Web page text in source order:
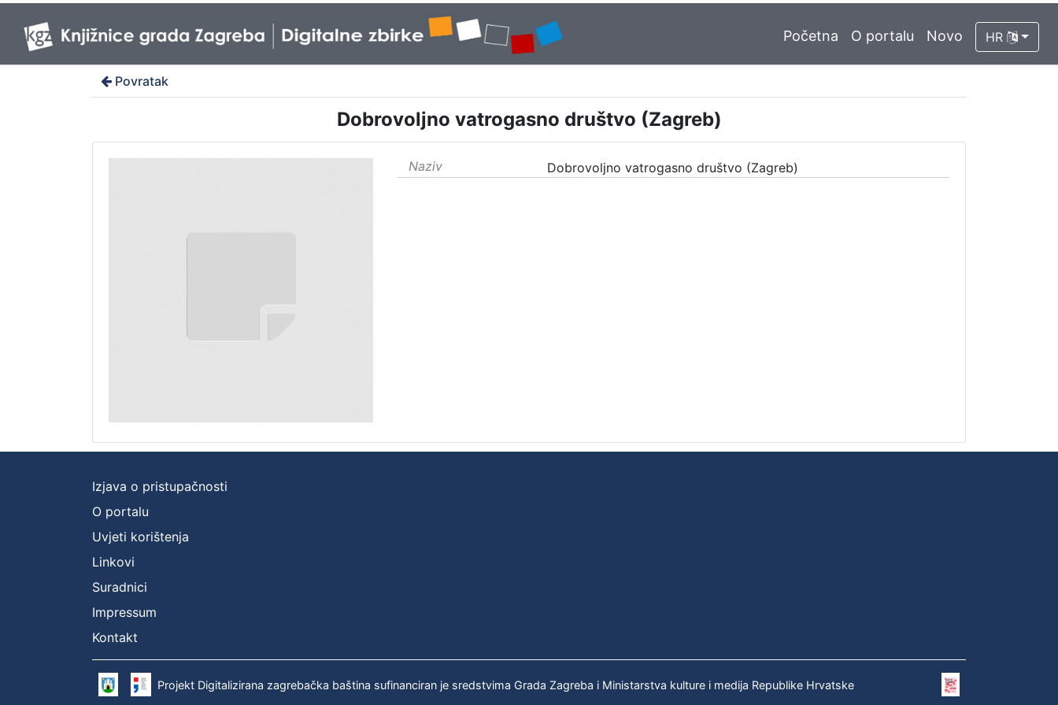
Početna O portalu Novo HR
Povratak
Dobrovoljno vatrogasno društvo (Zagreb)
Naziv Dobrovoljno vatrogasno društvo (Zagreb)
Izjava o pristupačnosti
O portalu
Uvjeti korištenja
Linkovi
Suradnici
Impressum
Kontakt
Projekt Digitalizirana zagrebačka baština sufinanciran je sredstvima Grada Zagreba i Ministarstva kulture i medija Republike Hrvatske